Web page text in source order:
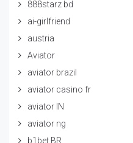
888starz bd
ai-girlfriend
austria
Aviator
aviator brazil
aviator casino fr
aviator IN
aviator ng
b1bet BR